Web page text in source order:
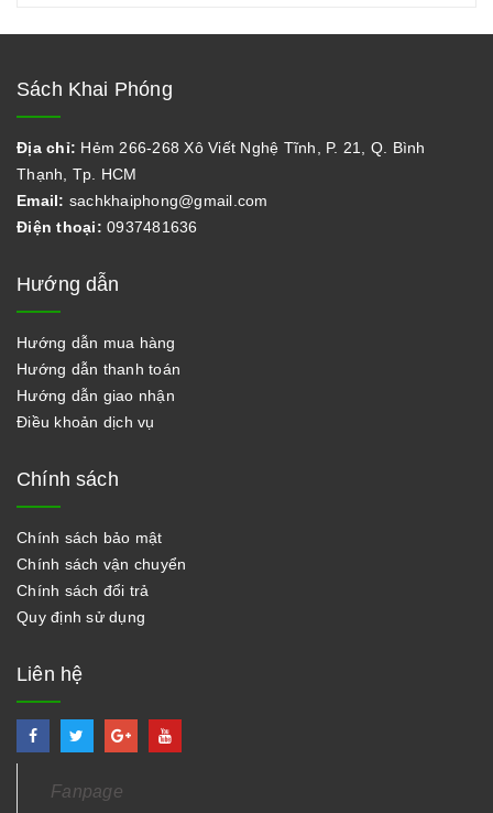
Sách Khai Phóng
Địa chỉ: Hẻm 266-268 Xô Viết Nghệ Tĩnh, P. 21, Q. Bình
Thạnh, Tp. HCM
Email: sachkhaiphong@gmail.com
Điện thoại: 0937481636
Hướng dẫn
Hướng dẫn mua hàng
Hướng dẫn thanh toán
Hướng dẫn giao nhận
Điều khoản dịch vụ
Chính sách
Chính sách bảo mật
Chính sách vận chuyển
Chính sách đổi trả
Quy định sử dụng
Liên hệ
Fanpage